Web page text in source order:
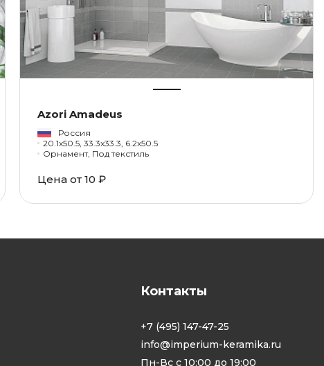
Azori Amadeus
Россия
20.1x50.5, 33.3x33.3, 6.2x50.5
Орнамент, Под текстиль
Цена от 10 ₽
Контакты
+7 (495) 147-47-25
info@imperium-keramika.ru
Пн-Вс с 10:00 до 19:00